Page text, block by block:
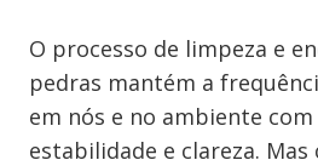
O processo de limpeza e
pedras mantém a
em nós e no ambiente
estabilidade e clareza.